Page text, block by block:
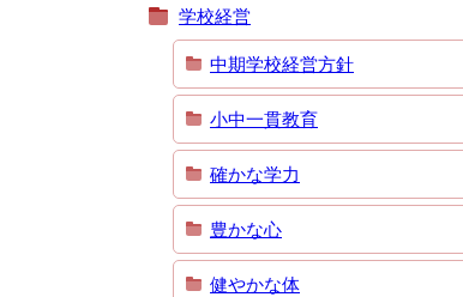
学校経営
中期学校経営方針
小中一貫教育
確かな学力
豊かな心
健やかな体